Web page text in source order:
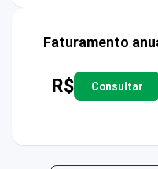
Faturamento
R$ Consultar